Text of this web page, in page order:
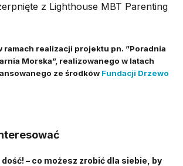
z Lighthouse MBT Parenting
ramach realizacji projektu pn. ”Poradnia
Morska”, realizowanego w latach
ze środków Fundacji Drzewo
dość! – co możesz zrobić dla siebie, by